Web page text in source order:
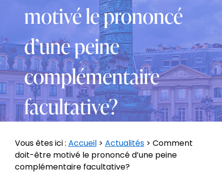
motivé le prononcé
d’une peine
complémentaire
facultative?
Vous êtes ici : Accueil> Actualités> Comment
doit-être motivé le prononcé d’une peine
complémentaire facultative?